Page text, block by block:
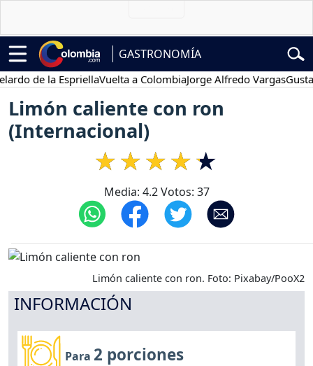
GASTRONOMÍA
de la EspriellaVuelta a ColombiaJorge Alfredo VargasGustavo
Limón caliente con ron
(Internacional)
Media: 4.2Votos: 37
Limón caliente con ron. Foto: Pixabay/PooX2
INFORMACIÓN
Para 2 porciones